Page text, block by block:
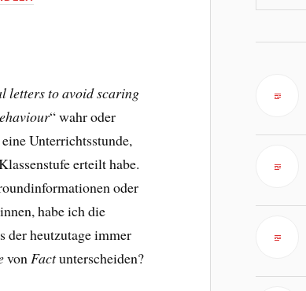
letters to avoid scaring
“ wahr oder
Unterrichtsstunde,
erteilt habe.
oder
habe ich die
der heutzutage immer
vonFactunterscheiden?